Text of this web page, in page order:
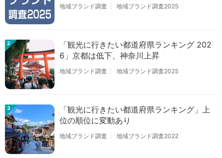
地域ブランド調査 地域ブランド調査2025
2
「観光に行きたい都道府県ランキング 202
6」京都は低下、神奈川上昇
地域ブランド調査 地域ブランド調査2025
3
「観光に行きたい都道府県ランキング」上
位の順位に変動あり
地域ブランド調査 地域ブランド調査2022